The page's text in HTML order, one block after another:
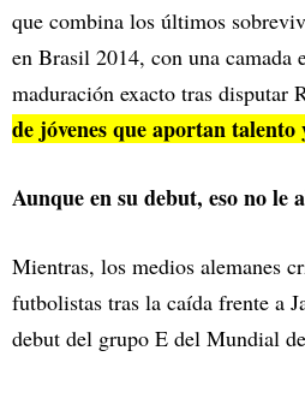
que combina los últimos
en Brasil 2014, con una camada
maduración exacto tras disputar
de jóvenes que aportan
Aunque en su debut, eso no le
Mientras, los medios alemanes
futbolistas tras la caída frente a
debut del grupo E del Mundial